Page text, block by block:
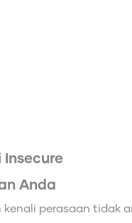
Anda
kenali perasaan tidak